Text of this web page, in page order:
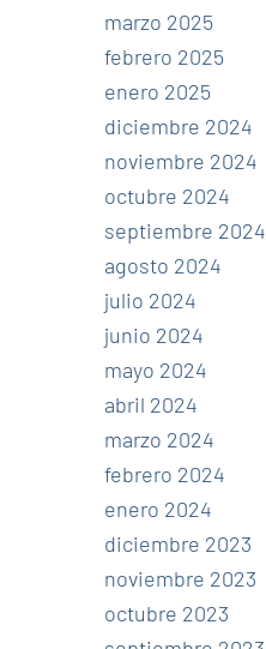
marzo 2025
febrero 2025
enero 2025
diciembre 2024
noviembre 2024
octubre 2024
septiembre 2024
agosto 2024
julio 2024
junio 2024
mayo 2024
abril 2024
marzo 2024
febrero 2024
enero 2024
diciembre 2023
noviembre 2023
octubre 2023